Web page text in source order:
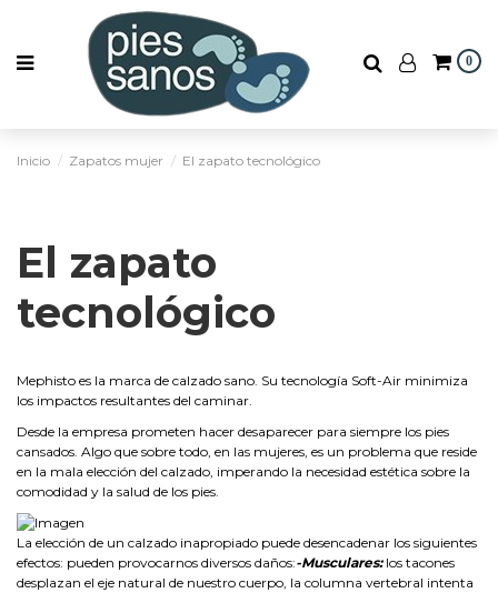
0
Inicio Zapatos mujer El zapato tecnológico
El zapato
tecnológico
Mephisto es la marca de calzado sano. Su tecnología Soft-Air minimiza
los impactos resultantes del caminar.
Desde la empresa prometen hacer desaparecer para siempre los pies
cansados. Algo que sobre todo, en las mujeres, es un problema que reside
en la mala elección del calzado, imperando la necesidad estética sobre la
comodidad y la salud de los pies.
La elección de un calzado inapropiado puede desencadenar los siguientes
efectos: pueden provocarnos diversos daños:-Musculares:los tacones
desplazan el eje natural de nuestro cuerpo, la columna vertebral intenta